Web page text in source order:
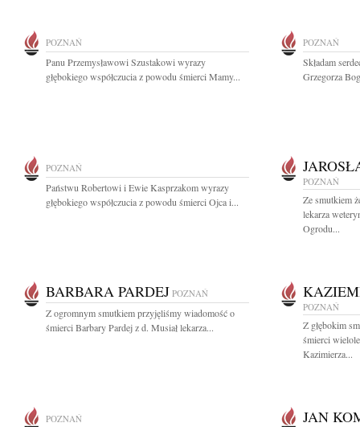
POZNAŃ
Panu Przemysławowi Szustakowi wyrazy
głębokiego współczucia z powodu śmierci Mamy...
POZNAŃ
Składam
Grzegorza
POZNAŃ
Państwu Robertowi i Ewie Kasprzakom wyrazy
głębokiego współczucia z powodu śmierci Ojca i...
POZNAŃ
Ze smutkiem
lekarza
Ogrodu...
BARBARA PARDEJ POZNAŃ
Z ogromnym smutkiem przyjęliśmy wiadomość o
śmierci Barbary Pardej z d. Musiał lekarza...
POZNAŃ
Z głębokim
śmierci
Kazimierza...
POZNAŃ JAN